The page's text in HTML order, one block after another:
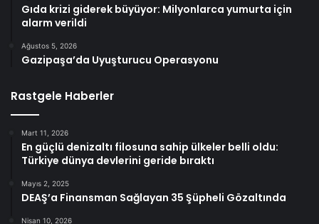
Gıda krizi giderek büyüyor: Milyonlarca yumurta için
alarm verildi
Ağustos 5, 2026
Gazipaşa’da Uyuşturucu Operasyonu
Rastgele Haberler
Mart 11, 2026
En güçlü denizaltı filosuna sahip ülkeler belli oldu:
Türkiye dünya devlerini geride bıraktı
Mayıs 2, 2025
DEAŞ’a Finansman Sağlayan 35 Şüpheli Gözaltında
Nisan 10, 2026